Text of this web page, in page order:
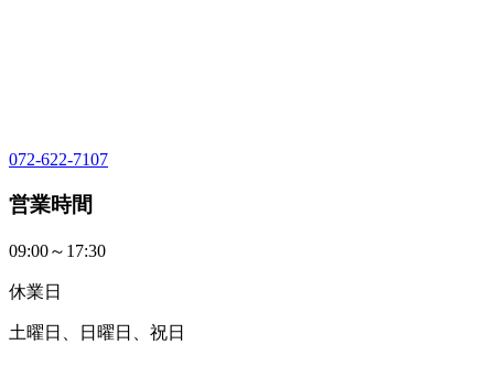
072-622-7107
営業時間
09:00～17:30
休業日
土曜日、日曜日、祝日